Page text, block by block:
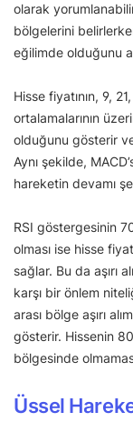
olarak
bölgelerini
eğilimde olduğunu
Hisse fiyatının, 9,
ortalamalarının
olduğunu gösterir
Aynı şekilde,
hareketin devamı
RSI göstergesinin
olması ise hisse
sağlar. Bu da aşırı
karşı bir önlem
arası bölge aşırı
gösterir. Hissenin 80
bölgesinde
Üssel